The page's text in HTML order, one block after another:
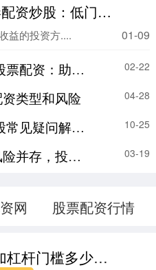
，高收益，助你财富增值
01-09
益的投资方....
资者把握市场机遇 02-22
类型和风险 04-28
解决您的投资疑惑 10-25
，投资需谨慎 03-19
网 股票配资行情
股票加杠杆门槛多少？最低本金要求详解